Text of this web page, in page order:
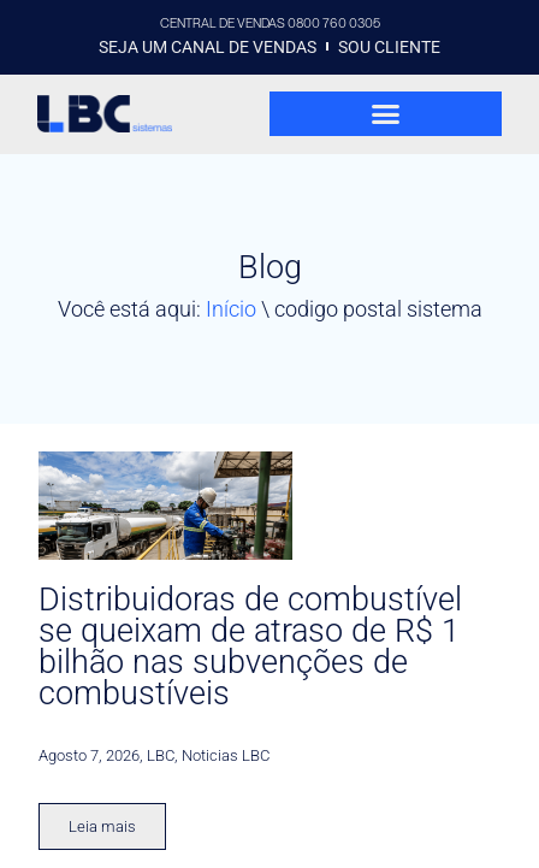
CENTRAL DE VENDAS 0800 760 0305
SEJA UM CANAL DE VENDAS SOU CLIENTE
Blog
Você está aqui: Início\ codigo postal sistema
Distribuidoras de combustível
se queixam de atraso de R$ 1
bilhão nas subvenções de
combustíveis
Agosto 7, 2026 LBC Noticias LBC
Leia mais